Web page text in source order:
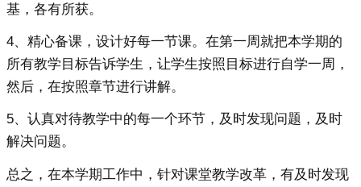
基，各有所获。
4、精心备课，设计好每一节课。在第一周就把本学期的
所有教学目标告诉学生，让学生按照目标进行自学一周，
然后，在按照章节进行讲解。
5、认真对待教学中的每一个环节，及时发现问题，及时
解决问题。
总之，在本学期工作中，针对课堂教学改革，有及时发现